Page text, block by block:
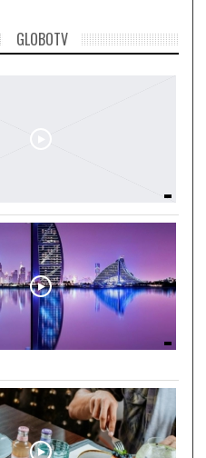
GLOBOTV